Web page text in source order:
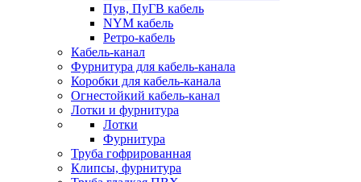
Пув, ПуГВ кабель
NYM кабель
Ретро-кабель
Кабель-канал
Фурнитура для кабель-канала
Коробки для кабель-канала
Огнестойкий кабель-канал
Лотки и фурнитура
Лотки
Фурнитура
Труба гофрированная
Клипсы, фурнитура